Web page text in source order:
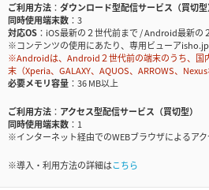
ご利用方法
ダウンロード型配信サービス（買切型
同時使用端末数
3
対応OS
iOS最新の２世代前まで / Android最新の
※コンテンツの使用にあたり、専用ビューア
※Androidは、Android２世代前の端末のうち、国
末（Xperia、GALAXY、AQUOS、ARROWS、
必要メモリ容量
36 MB以上
ご利用方法
アクセス型配信サービス（買切型）
同時使用端末数
1
※インターネット経由でのWEBブラウザによるア
※導入・利用方法の詳細はこちら